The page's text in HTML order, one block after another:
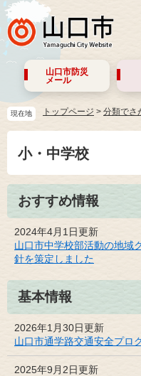
山口市防災
メール
現在地 トップページ > 分類でさ
小・中学校
おすすめ情報
2024年4月1日更新
山口市中学校部活動の地域
針を策定しました
基本情報
2026年1月30日更新
山口市通学路交通安全プロ
2025年9月2日更新